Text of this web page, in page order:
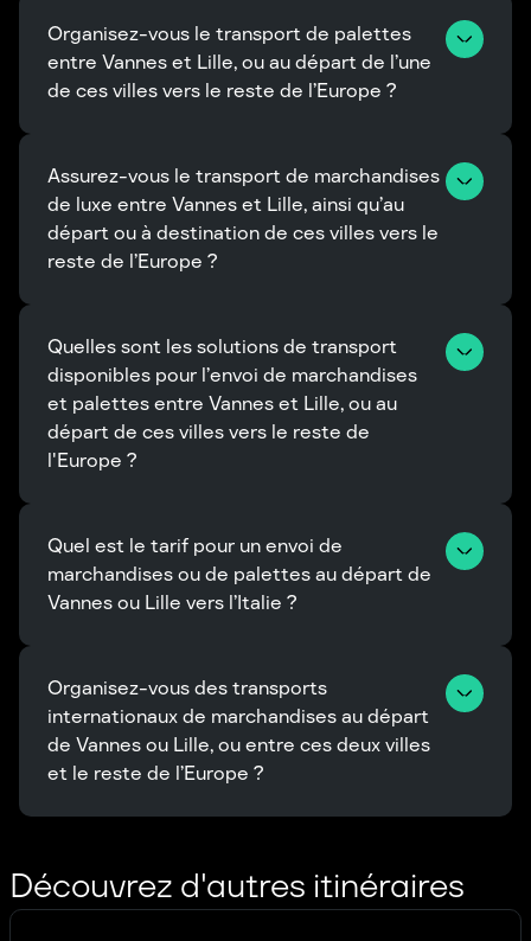
Organisez-vous le transport de palettes
entre Vannes et Lille, ou au départ de l’une
de ces villes vers le reste de l’Europe ?
Assurez-vous le transport de marchandises
de luxe entre Vannes et Lille, ainsi qu’au
départ ou à destination de ces villes vers le
reste de l’Europe ?
Quelles sont les solutions de transport
disponibles pour l’envoi de marchandises
et palettes entre Vannes et Lille, ou au
départ de ces villes vers le reste de
l'Europe ?
Quel est le tarif pour un envoi de
marchandises ou de palettes au départ de
Vannes ou Lille vers l’Italie ?
Organisez-vous des transports
internationaux de marchandises au départ
de Vannes ou Lille, ou entre ces deux villes
et le reste de l’Europe ?
Découvrez d'autres itinéraires